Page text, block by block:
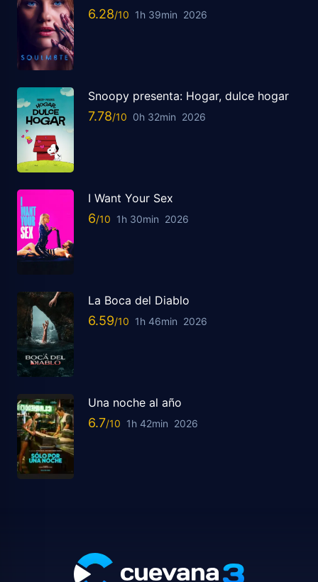
6.28 1h 39min 2026
Snoopy presenta: Hogar, dulce hogar
7.78 0h 32min 2026
I Want Your Sex
6 1h 30min 2026
La Boca del Diablo
6.59 1h 46min 2026
Una noche al año
6.7 1h 42min 2026